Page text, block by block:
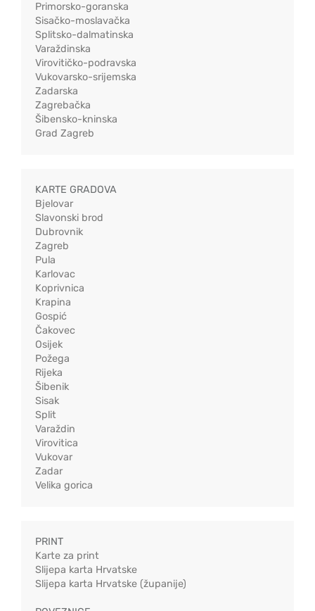
Primorsko-goranska
Sisačko-moslavačka
Splitsko-dalmatinska
Varaždinska
Virovitičko-podravska
Vukovarsko-srijemska
Zadarska
Zagrebačka
Šibensko-kninska
Grad Zagreb
KARTE GRADOVA
Bjelovar
Slavonski brod
Dubrovnik
Zagreb
Pula
Karlovac
Koprivnica
Krapina
Gospić
Čakovec
Osijek
Požega
Rijeka
Šibenik
Sisak
Split
Varaždin
Virovitica
Vukovar
Zadar
Velika gorica
PRINT
Karte za print
Slijepa karta Hrvatske
Slijepa karta Hrvatske (županije)